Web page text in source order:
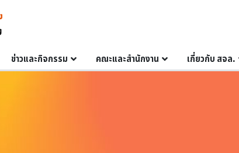
ข่าวและกิจกรรม คณะและสำนักงาน เกี่ยวกับ สจล.